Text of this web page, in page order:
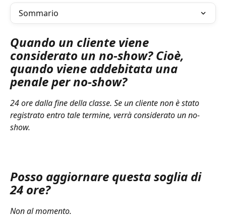
Sommario
Quando un cliente viene
considerato un no-show? Cioè,
quando viene addebitata una
penale per no-show?
24 ore dalla fine della classe. Se un cliente non è stato
registrato entro tale termine, verrà considerato un no-
show.
Posso aggiornare questa soglia di
24 ore?
Non al momento.